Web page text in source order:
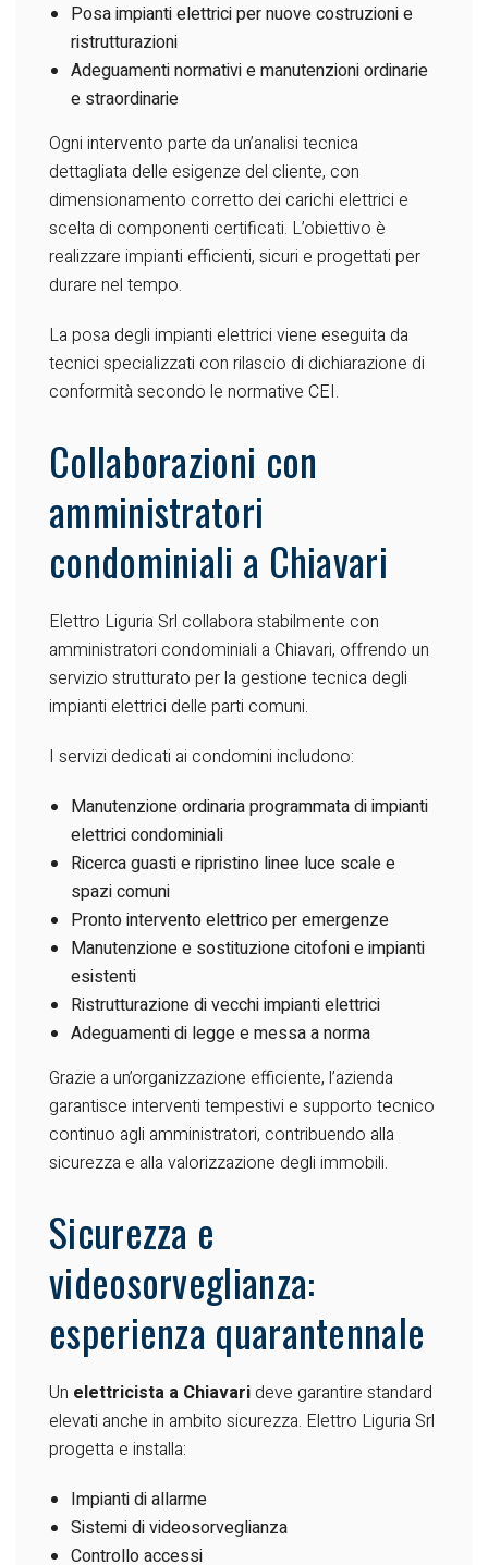
Posa impianti elettrici per nuove costruzioni e
ristrutturazioni
Adeguamenti normativi e manutenzioni ordinarie
e straordinarie
Ogni intervento parte da un’analisi tecnica
dettagliata delle esigenze del cliente, con
dimensionamento corretto dei carichi elettrici e
scelta di componenti certificati. L’obiettivo è
realizzare impianti efficienti, sicuri e progettati per
durare nel tempo.
La posa degli impianti elettrici viene eseguita da
tecnici specializzati con rilascio di dichiarazione di
conformità secondo le normative CEI.
Collaborazioni con
amministratori
condominiali a Chiavari
Elettro Liguria Srl collabora stabilmente con
amministratori condominiali a Chiavari, offrendo un
servizio strutturato per la gestione tecnica degli
impianti elettrici delle parti comuni.
I servizi dedicati ai condomini includono:
Manutenzione ordinaria programmata di impianti
elettrici condominiali
Ricerca guasti e ripristino linee luce scale e
spazi comuni
Pronto intervento elettrico per emergenze
Manutenzione e sostituzione citofoni e impianti
esistenti
Ristrutturazione di vecchi impianti elettrici
Adeguamenti di legge e messa a norma
Grazie a un’organizzazione efficiente, l’azienda
garantisce interventi tempestivi e supporto tecnico
continuo agli amministratori, contribuendo alla
sicurezza e alla valorizzazione degli immobili.
Sicurezza e
videosorveglianza:
esperienza quarantennale
Un elettricista a Chiavarideve garantire standard
elevati anche in ambito sicurezza. Elettro Liguria Srl
progetta e installa:
Impianti di allarme
Sistemi di videosorveglianza
Controllo accessi